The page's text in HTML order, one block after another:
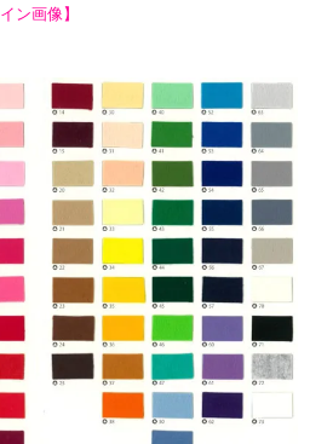
イン画像】